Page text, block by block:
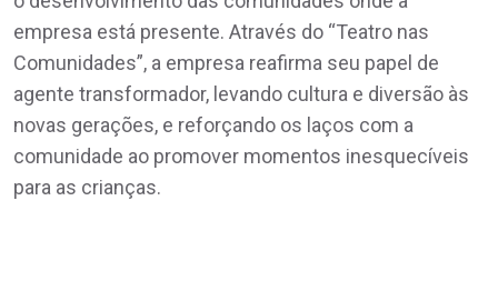
empresa está presente. Através do “Teatro nas
Comunidades”, a empresa reafirma seu papel de
agente transformador, levando cultura e diversão às
novas gerações, e reforçando os laços com a
comunidade ao promover momentos inesquecíveis
para as crianças.